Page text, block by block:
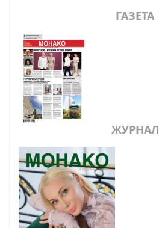
ГАЗЕТА
ЖУРНАЛ